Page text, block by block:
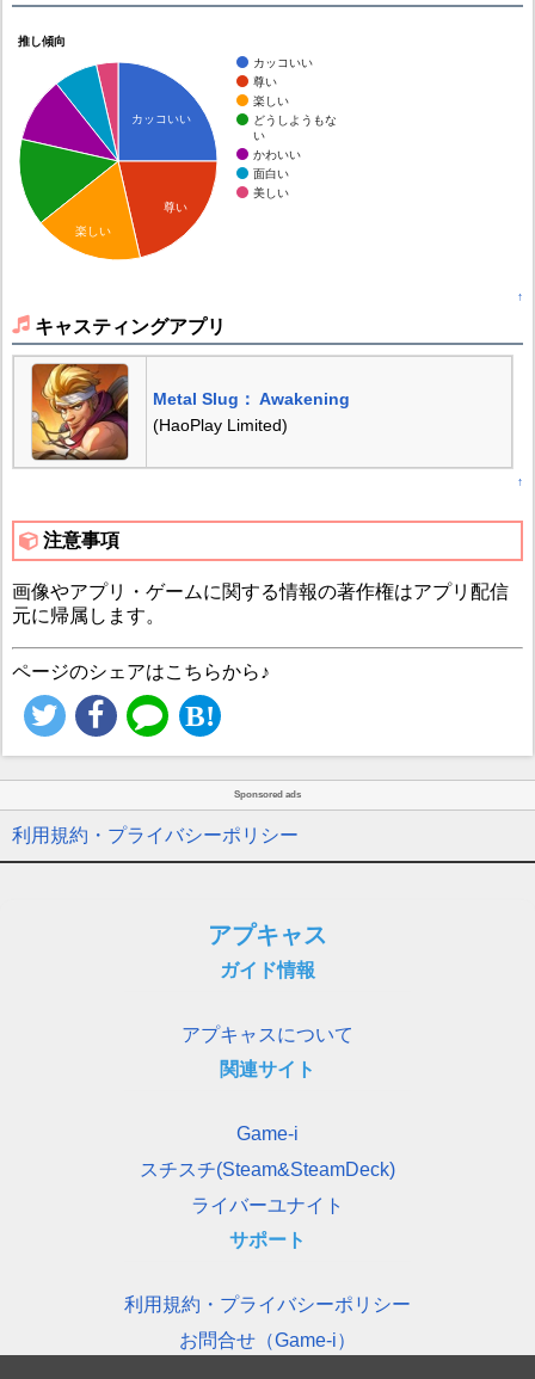
推し傾向
カッコいい
尊い
楽しい
どうしようもな
い
かわいい
面白い
美しい
カッコいい
尊い
楽しい
↑
キャスティングアプリ
Metal Slug： Awakening
(HaoPlay Limited)
↑
注意事項
画像やアプリ・ゲームに関する情報の著作権はアプリ配信
元に帰属します。
ページのシェアはこちらから♪
Sponsored ads
利用規約・プライバシーポリシー
アプキャス
ガイド情報
アプキャスについて
関連サイト
Game-i
スチスチ(Steam&SteamDeck)
ライバーユナイト
サポート
利用規約・プライバシーポリシー
お問合せ（Game-i）